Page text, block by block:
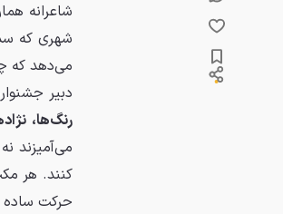
شاعرانه
شهری که
می‌دهد که
دبیر
رنگ‌ها،
می‌آمیزند
کنند. هر
حرکت ساده